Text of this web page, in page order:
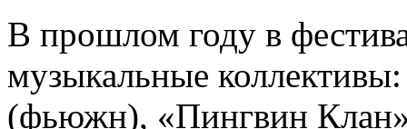
В прошлом году в
музыкальные
(фьюжн), «Пингвин